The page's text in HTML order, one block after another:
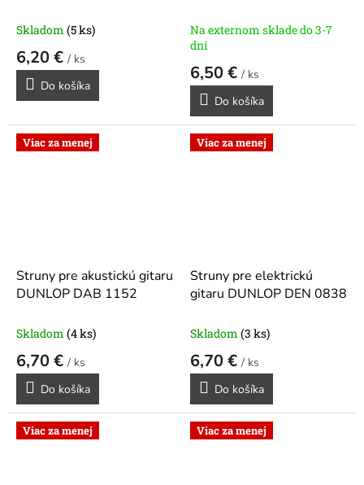
Skladom (5 ks)
6,20 € / ks
Do košíka
Na externom sklade do 3-7
dní
6,50 € / ks
Do košíka
Viac za menej
Struny pre akustickú gitaru
DUNLOP DAB 1152
Skladom (4 ks)
6,70 € / ks
Do košíka
Viac za menej
Struny pre elektrickú
gitaru DUNLOP DEN 0838
Skladom (3 ks)
6,70 € / ks
Do košíka
Viac za menej Viac za menej